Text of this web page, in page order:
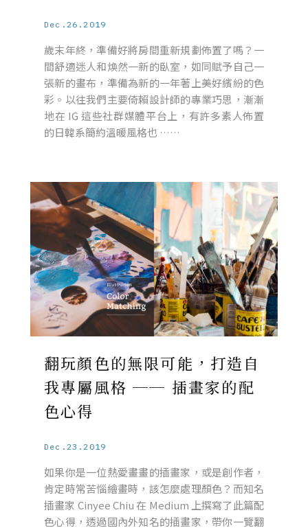
Dec.26.2019
歲末年終，準備好將房間重新規劃佈置了嗎？一
間舒適迷人和煥然一新的臥室，如同賦予自己一
張新的畫布，準備為新的一年著上美好繽紛的色
彩。以往我們主要倚賴設計師的專業巧思，漸漸
地在 IG 這些社群媒體平台上，有許多素人佈置
的日韓系簡約溫暖風格也 ……
翻玩顏色的無限可能，打造自
我專屬風格 ── 插畫家的配
色心得
Dec.23.2019
如果你是一位熱愛畫畫的插畫家，或是創作者，
肯定時常苦惱繪畫時，該怎麼處理顏色？而知名
插畫家 Cinyee Chiu 在 Medium 上撰寫了此篇配
色心得，透過國內外知名的插畫家，帶你一覽翻